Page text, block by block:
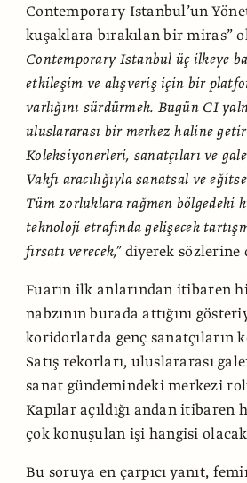
Contemporary Istanbul’un
kuşaklara bırakılan bir miras”
Contemporary Istanbul üç ilkeye
etkileşim ve alışveriş için bir
varlığını sürdürmek. Bugün CI
uluslararası bir merkez haline
Koleksiyonerleri, sanatçıları ve
Vakfı aracılığıyla sanatsal ve
Tüm zorluklara rağmen
teknoloji etrafında gelişecek
fırsatı verecek,”diyerek sözlerine
Fuarın ilk anlarından itibaren
nabzının burada attığını
koridorlarda genç sanatçıların
Satış rekorları, uluslararası
sanat gündemindeki merkezi
Kapılar açıldığı andan itibaren
çok konuşulan işi hangisi
Bu soruya en çarpıcı yanıt,